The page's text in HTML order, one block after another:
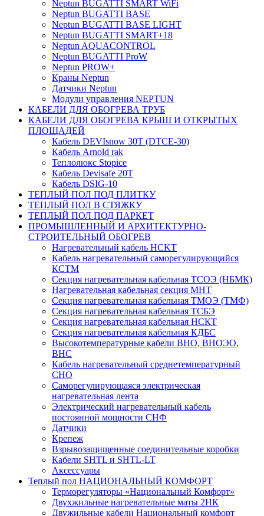
Neptun BUGATTI SMART WiFi
Neptun BUGATTI BASE
Neptun BUGATTI BASE LIGHT
Neptun BUGATTI SMART+18
Neptun AQUACONTROL
Neptun BUGATTI ProW
Neptun PROW+
Краны Neptun
Датчики Neptun
Модули управления NEPTUN
КАБЕЛИ ДЛЯ ОБОГРЕВА ТРУБ
КАБЕЛИ ДЛЯ ОБОГРЕВА КРЫШ И ОТКРЫТЫХ
ПЛОЩАДЕЙ
Кабель DEVIsnow 30Т (DTCE-30)
Кабель Arnold rak
Теплолюкс Stopice
Кабель Devisafe 20T
Кабель DSIG-10
ТЕПЛЫЙ ПОЛ ПОД ПЛИТКУ
ТЕПЛЫЙ ПОЛ В СТЯЖКУ
ТЕПЛЫЙ ПОЛ ПОД ПАРКЕТ
ПРОМЫШЛЕННЫЙ И АРХИТЕКТУРНО-
СТРОИТЕЛЬНЫЙ ОБОГРЕВ
Нагревательный кабель НCKТ
Кабель нагревательный саморегулирующийся
КСТМ
Секция нагревательная кабельная ТСОЭ (НБМК)
Нагревательная кабельная секция МНТ
Секция нагревательная кабельная ТМОЭ (ТМФ)
Секция нагревательная кабельная ТСБЭ
Секция нагревательная кабельная НСКТ
Секция нагревательная кабельная КДБС
Высокотемпературные кабели ВНО, ВНОЭО,
ВНС
Кабель нагревательный среднетемпературный
СНО
Саморегулирующаяся электрическая
нагревательная лента
Электрический нагревательный кабель
постоянной мощности СНФ
Датчики
Крепеж
Взрывозащищенные соединительные коробки
Кабели SHTL и SHTL-LT
Аксессуары
Теплый пол НАЦИОНАЛЬНЫЙ КОМФОРТ
Терморегуляторы «Национальный Комфорт»
Двухжильные нагревательные маты 2НК
Двужильные кабели Национальный комфорт